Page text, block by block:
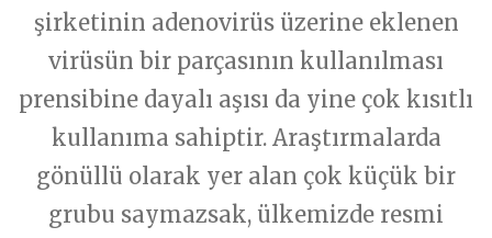
şirketinin adenovirüs üzerine eklenen
virüsün bir parçasının kullanılması
prensibine dayalı aşısı da yine çok kısıtlı
kullanıma sahiptir. Araştırmalarda
gönüllü olarak yer alan çok küçük bir
grubu saymazsak, ülkemizde resmi